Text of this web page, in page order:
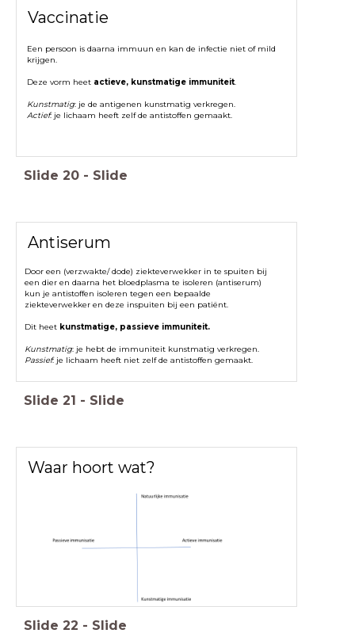
Vaccinatie
Een persoon is daarna immuun en kan de infectie niet of mild
krijgen.
Deze vorm heet actieve, kunstmatige immuniteit.
Kunstmatig: je de antigenen kunstmatig verkregen.
Actief: je lichaam heeft zelf de antistoffen gemaakt.
Slide 20 - Slide
Antiserum
Door een (verzwakte/ dode) ziekteverwekker in te spuiten bij
een dier en daarna het bloedplasma te isoleren (antiserum)
kun je antistoffen isoleren tegen een bepaalde
ziekteverwekker en deze inspuiten bij een patiënt.
Dit heet kunstmatige, passieve immuniteit.
Kunstmatig: je hebt de immuniteit kunstmatig verkregen.
Passief: je lichaam heeft niet zelf de antistoffen gemaakt.
Slide 21 - Slide
Waar hoort wat?
Slide 22 - Slide